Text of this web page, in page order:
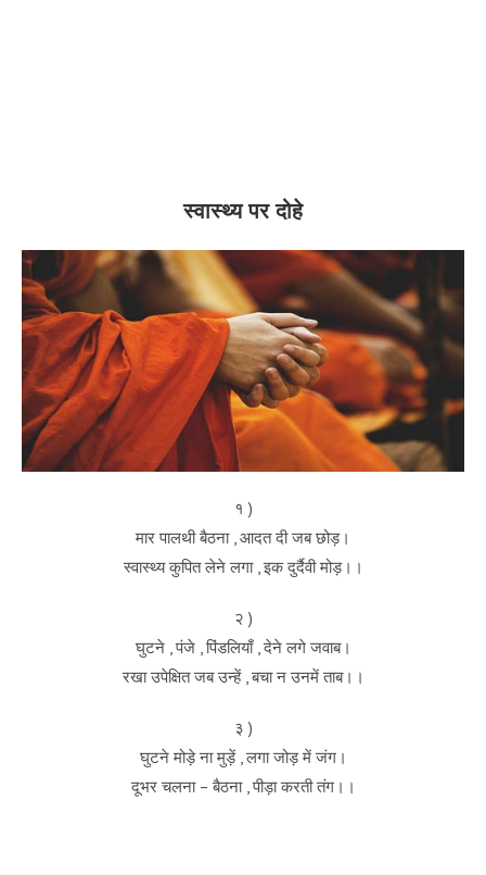
स्वास्थ्य पर दोहे
१ )
मार पालथी बैठना , आदत दी जब छोड़।
स्वास्थ्य कुपित लेने लगा , इक दुर्दैवी मोड़।।
२ )
घुटने , पंजे , पिंडलियाँ , देने लगे जवाब।
रखा उपेक्षित जब उन्हें , बचा न उनमें ताब।।
३ )
घुटने मोड़े ना मुड़ें , लगा जोड़ में जंग।
दूभर चलना – बैठना , पीड़ा करती तंग।।